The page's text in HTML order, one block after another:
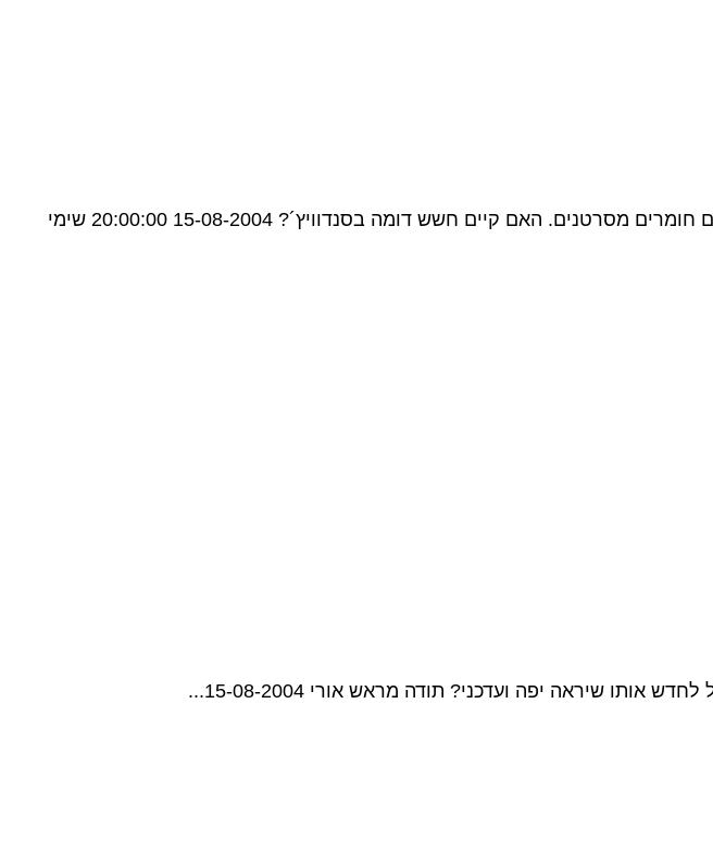
האם ידוע לך על סכנה בריאותית מריהוט סיבית? שמעתי על סכנה מהדבקים בסיבית המכילים חומרים מסרטנים. האם קיים חשש דומה בסנדוויץ´? 15-08-2004 20:00:00 שימי
שיראה יפה ועדכני? תודה מראש אורי 15-08-2004...